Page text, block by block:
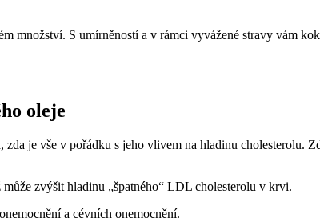
množství. S umírněností a v rámci vyvážené stravy vám
oleje
je vše v pořádku s jeho vlivem na hladinu cholesterolu.
zvýšit hladinu „špatného“ LDL cholesterolu v krvi.
a cévních onemocnění.